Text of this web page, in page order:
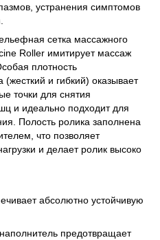
устранения симптомов
сетка массажного
Roller имитирует массаж
плотность
и гибкий) оказывает
точки для снятия
и идеально подходит для
Полость ролика заполнена
что позволяет
и делает ролик высоко
абсолютно устойчивую
предотвращает